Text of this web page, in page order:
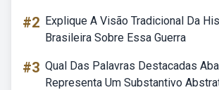
#2 Explique A Visão Tradicional Da
Brasileira Sobre Essa Guerra
#3 Qual Das Palavras Destacadas
Representa Um Substantivo